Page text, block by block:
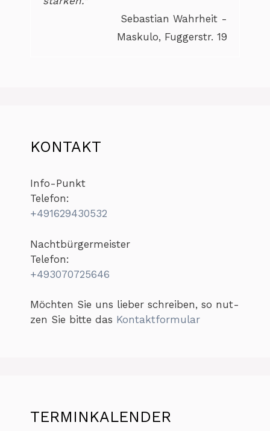
Sebastian Wahrheit -
Maskulo, Fuggerstr. 19
KONTAKT
Info-Punkt
Telefon:
+491629430532
Nacht­bür­ger­meis­ter
Telefon:
+493070725646
Möch­ten Sie uns lie­ber schrei­ben, so nut­
zen Sie bit­te das Kon­takt­for­mu­lar
TERMINKALENDER